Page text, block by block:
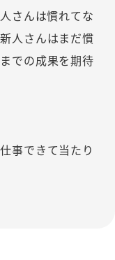
さんは慣れてな
人さんはまだ慣
での成果を期待
事できて当たり